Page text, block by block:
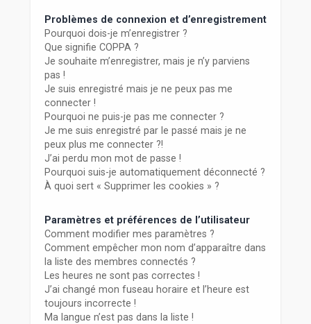
Problèmes de connexion et d’enregistrement
Pourquoi dois-je m’enregistrer ?
Que signifie COPPA ?
Je souhaite m’enregistrer, mais je n’y parviens
pas !
Je suis enregistré mais je ne peux pas me
connecter !
Pourquoi ne puis-je pas me connecter ?
Je me suis enregistré par le passé mais je ne
peux plus me connecter ?!
J’ai perdu mon mot de passe !
Pourquoi suis-je automatiquement déconnecté ?
À quoi sert « Supprimer les cookies » ?
Paramètres et préférences de l’utilisateur
Comment modifier mes paramètres ?
Comment empêcher mon nom d’apparaître dans
la liste des membres connectés ?
Les heures ne sont pas correctes !
J’ai changé mon fuseau horaire et l’heure est
toujours incorrecte !
Ma langue n’est pas dans la liste !